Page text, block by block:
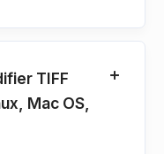
TIFF
Mac OS,